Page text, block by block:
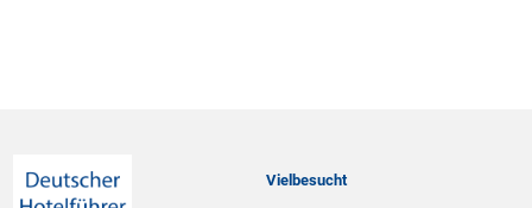
Vielbesucht